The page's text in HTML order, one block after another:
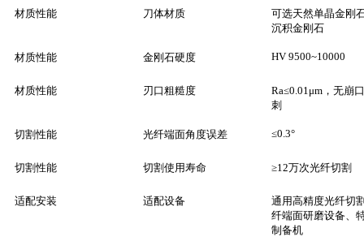
材质性能 刀体材质
可选天然单晶金刚
沉积金刚石
材质性能 金刚石硬度 HV 9500~10000
材质性能 刃口粗糙度
Ra≤0.01μm，无崩
刺
切割性能 光纤端面角度误差 ≤0.3°
切割性能 切割使用寿命 ≥12万次光纤切割
适配安装 适配设备
通用高精度光纤切
纤端面研磨设备、
制备机